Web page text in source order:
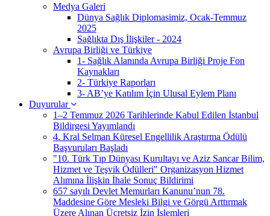
Medya Galeri
Dünya Sağlık Diplomasimiz, Ocak-Temmuz
2025
Sağlıkta Dış İlişkiler - 2024
Avrupa Birliği ve Türkiye
1- Sağlık Alanında Avrupa Birliği Proje Fon
Kaynakları
2- Türkiye Raporları
3- AB’ye Katılım İçin Ulusal Eylem Planı
Duyurular
1–2 Temmuz 2026 Tarihlerinde Kabul Edilen İstanbul
Bildirgesi Yayımlandı
4. Kral Selman Küresel Engellilik Araştırma Ödülü
Başvuruları Başladı
"10. Türk Tıp Dünyası Kurultayı ve Aziz Sancar Bilim,
Hizmet ve Teşvik Ödülleri" Organizasyon Hizmet
Alımına İlişkin İhale Sonuç Bildirimi
657 sayılı Devlet Memurları Kanunu’nun 78.
Maddesine Göre Mesleki Bilgi ve Görgü Arttırmak
Üzere Alınan Ücretsiz İzin İşlemleri